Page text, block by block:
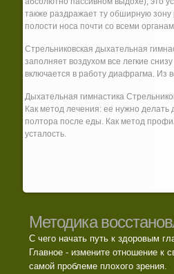
также раздражает ту обширную зону
полости носа почти со всеми
Стрельниковская дыхательная
заполняет воздухом все легкие
включается в работу диафрагма. Из
Дыхательная гимнастика
Как метод лечения: ее нужно
полтора после еды. Как метод
усталость.
Методика
С чего начать путь к здоровым
Главное - измените отношение к
самой проблеме плохого зрения.